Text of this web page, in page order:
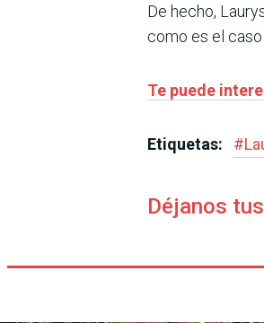
De hecho,
como es el
Te puede
Etiquetas: #
Déjanos